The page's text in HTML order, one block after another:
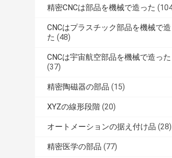
精密CNCは部品を機械で造った
CNCはプラスチック部品を機械で造
た (48)
CNCは宇宙航空部品を機械で造った
(37)
精密陶磁器の部品 (15)
XYZの線形段階 (20)
オートメーションの据え付け品 (28)
精密医学の部品 (77)